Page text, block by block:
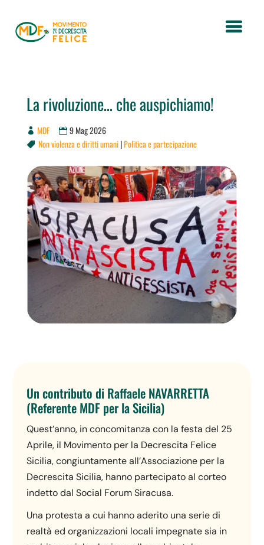
La rivoluzione… che auspichiamo!
MDF 9 Mag 2026
 Non violenza e diritti umani|Politica e partecipazione
Un contributo di Raffaele NAVARRETTA
(Referente MDF per la Sicilia)
Quest’anno, in concomitanza con la festa del 25
Aprile, il Movimento per la Decrescita Felice
Sicilia, congiuntamente all’Associazione per la
Decrescita Sicilia, hanno partecipato al corteo
indetto dal Social Forum Siracusa.
Una protesta a cui hanno aderito una serie di
realtà ed organizzazioni locali impegnate sia in